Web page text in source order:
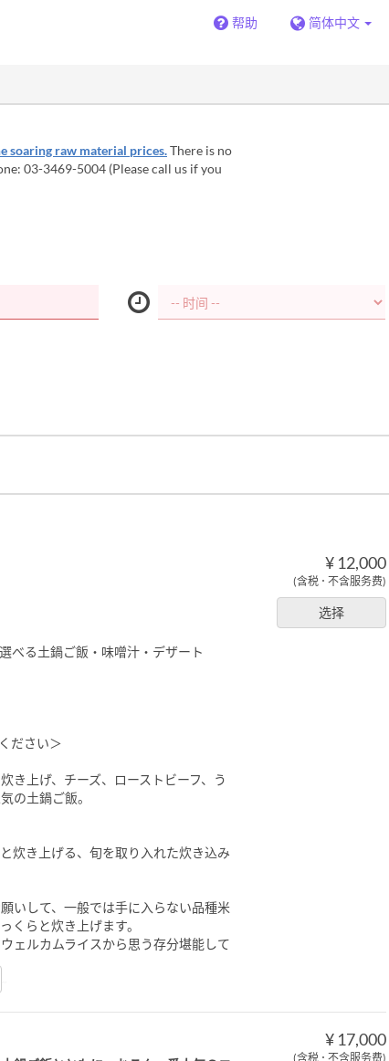
帮助 简体中文
soaring raw material prices.There is no
03-3469-5004 (Please call us if you
¥ 12,000
(含税 ･ 不含服务费)
选择
べる土鍋ご飯・味噌汁・デザート
ださい＞
き上げ、チーズ、ローストビーフ、う
の土鍋ご飯。
炊き上げる、旬を取り入れた炊き込み
いして、一般では手に入らない品種米
くらと炊き上げます。
ェルカムライスから思う存分堪能して
¥ 17,000
(含税 ･ 不含服务费)